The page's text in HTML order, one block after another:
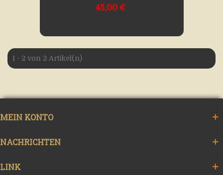
45,00 €
1 - 2 von 2 Artikel(n)
MEIN KONTO
NACHRICHTEN
LINK